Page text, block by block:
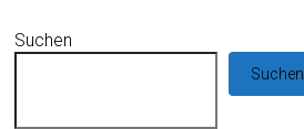
Suchen
Suchen